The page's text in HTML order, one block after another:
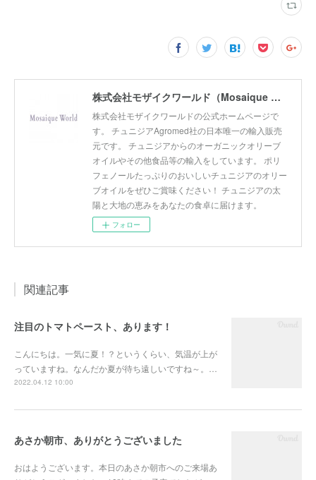
株式会社モザイクワールド（Mosaique World Co.,Ltd)
株式会社モザイクワールドの公式ホームページで
す。 チュニジアAgromed社の日本唯一の輸入販売
元です。 チュニジアからのオーガニックオリーブ
オイルやその他食品等の輸入をしています。 ポリ
フェノールたっぷりのおいしいチュニジアのオリー
ブオイルをぜひご賞味ください！ チュニジアの太
陽と大地の恵みをあなたの食卓に届けます。
フォロー
関連記事
注目のトマトペースト、あります！
こんにちは。一気に夏！？というくらい、気温が上が
っていますね。なんだか夏が待ち遠しいですね～。…
2022.04.12 10:00
あさか朝市、ありがとうございました
おはようございます。本日のあさか朝市へのご来場あ